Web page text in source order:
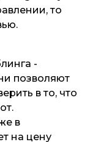
то
-
позволяют
в то, что
в
на цену